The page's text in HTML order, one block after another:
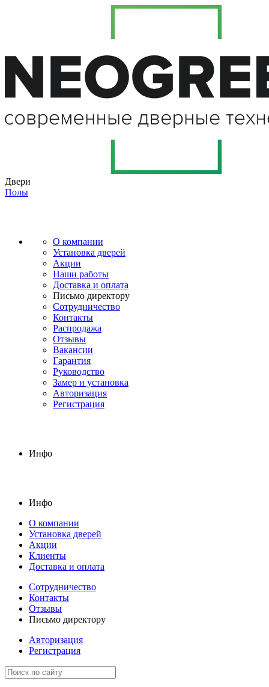
Двери
Полы
О компании
Установка дверей
Акции
Наши работы
Доставка и оплата
Письмо директору
Сотрудничество
Контакты
Распродажа
Отзывы
Вакансии
Гарантия
Руководство
Замер и установка
Авторизация
Регистрация
Инфо
Инфо
О компании
Установка дверей
Акции
Клиенты
Доставка и оплата
Сотрудничество
Контакты
Отзывы
Письмо директору
Авторизация
Регистрация